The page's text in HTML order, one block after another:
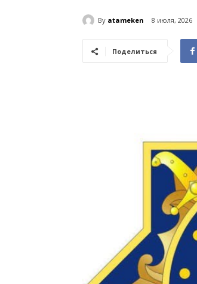
By atameken 8 июля, 2026
Поделиться